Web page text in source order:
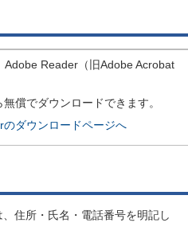
Adobe Reader（旧Adobe Acrobat
償でダウンロードできます。
ダウンロードページへ
住所・氏名・電話番号を明記し